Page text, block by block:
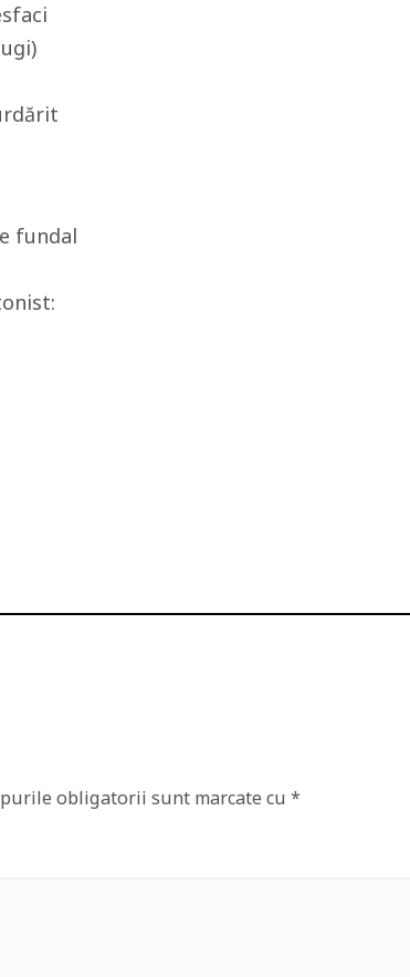
fundal
obligatorii sunt marcate cu *